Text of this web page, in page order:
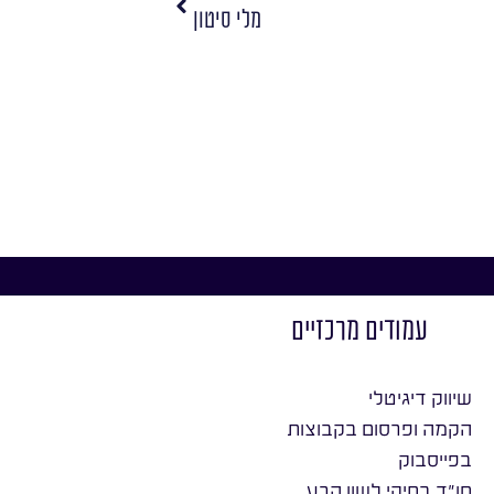
מלי סיטון
עמודים מרכזיים
שיווק דיגיטלי
הקמה ופרסום בקבוצות
בפייסבוק